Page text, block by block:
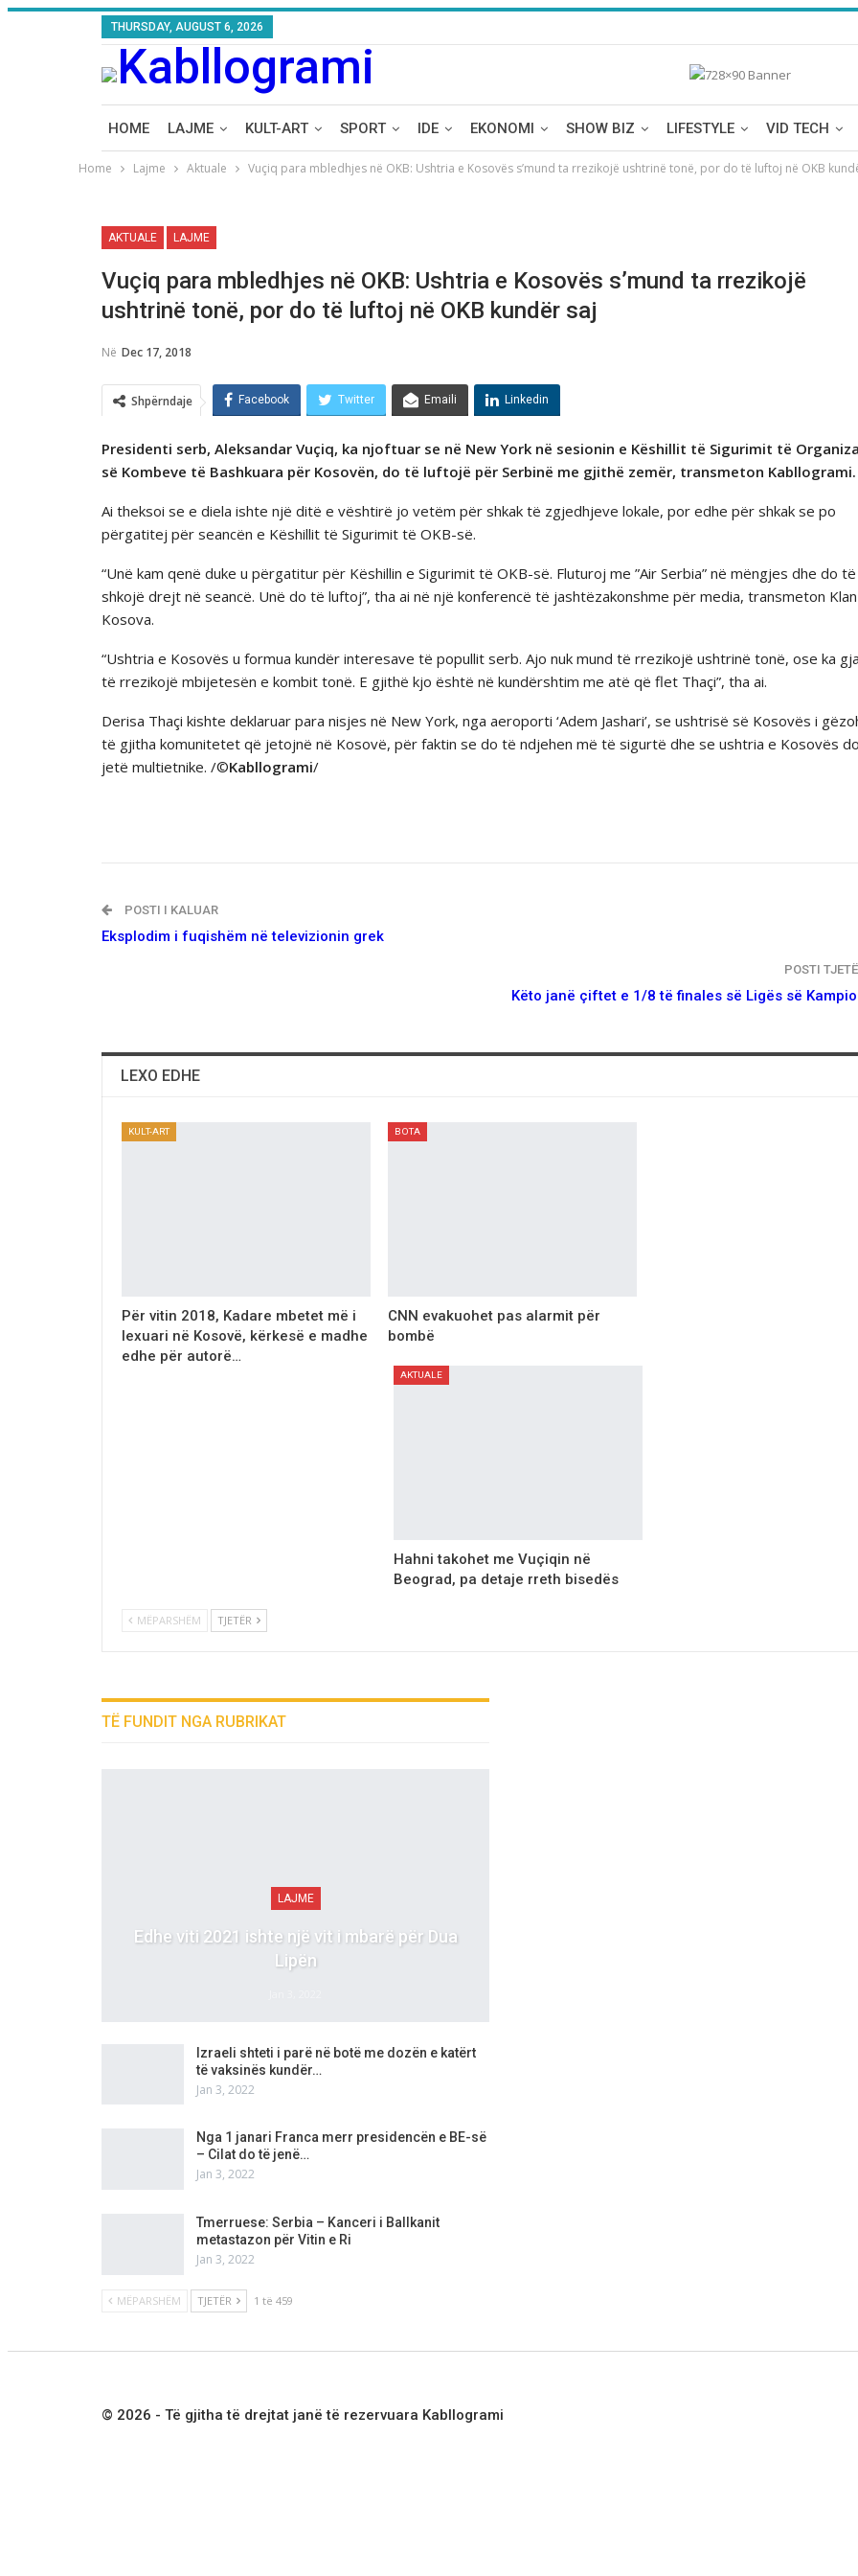
THURSDAY, AUGUST 6, 2026
HOME LAJME KULT-ART SPORT IDE EKONOMI SHOW BIZ LIFESTYLE VID TECH
Home Lajme Aktuale Vuçiq para mbledhjes në OKB: Ushtria e Kosovёs s’mund ta rrezikojё ushtrinё tonё, por do të luftoj nё OKB
AKTUALE LAJME
Vuçiq para mbledhjes në OKB: Ushtria e Kosovёs s’mund ta rrezikojё
ushtrinё tonё, por do të luftoj nё OKB kundёr saj
Në Dec 17, 2018
Shpërndaje Facebook Twitter Emaili Linkedin
Presidenti serb, Aleksandar Vuçiq, ka njoftuar se në New York në sesionin e Këshillit të Sigurimit të
sё Kombeve të Bashkuara për Kosovën, do të luftojë për Serbinë me gjithë zemër, transmeton Kabllogrami.
Ai theksoi se e diela ishte një ditë e vështirë jo vetëm për shkak të zgjedhjeve lokale, por edhe për shkak se po
përgatitej për seancën e Këshillit të Sigurimit të OKB-sё.
“Unë kam qenë duke u përgatitur për Këshillin e Sigurimit të OKB-së. Fluturoj me ”Air Serbia” në mëngjes dhe do të
shkojë drejt në seancë. Unë do të luftoj”, tha ai në një konferencë të jashtëzakonshme për media, transmeton Klan
Kosova.
“Ushtria e Kosovës u formua kundër interesave të popullit serb. Ajo nuk mund të rrezikojë ushtrinë tonë, ose ka
të rrezikojë mbijetesën e kombit tonë. E gjithë kjo është në kundërshtim me atë që flet Thaçi”, tha ai.
Derisa Thaçi kishte deklaruar para nisjes nё New York, nga aeroporti ‘Adem Jashari’, se ushtrisё sё Kosovёs i
tё gjitha komunitetet qё jetojnё nё Kosovё, pёr faktin se do tё ndjehen mё tё sigurtё dhe se ushtria e Kosovёs
jetё multietnike. /©Kabllogrami/
POSTI I KALUAR
Eksplodim i fuqishëm në televizionin grek
POSTI
Kёto janё çiftet e 1/8 të finales së Ligës së
LEXO EDHE
KULT-ART
Për vitin 2018, Kadare mbetet më i
lexuari në Kosovë, kërkesë e madhe
edhe për autorë…
BOTA
CNN evakuohet pas alarmit për
bombë
AKTUALE
Hahni takohet me Vuçiqin në
Beograd, pa detaje rreth bisedës
MËPARSHËM TJETËR
TË FUNDIT NGA RUBRIKAT
LAJME
Edhe viti 2021 ishte një vit i mbarë për Dua
Lipën
Izraeli shteti i parë në botë me dozën e katërt
të vaksinës kundër…
Jan 3, 2022
Nga 1 janari Franca merr presidencën e BE-së
– Cilat do të jenë…
Jan 3, 2022
Tmerruese: Serbia – Kanceri i Ballkanit
metastazon për Vitin e Ri
Jan 3, 2022
MËPARSHËM TJETËR 1 të 459
© 2026 - Të gjitha të drejtat janë të rezervuara Kabllogrami